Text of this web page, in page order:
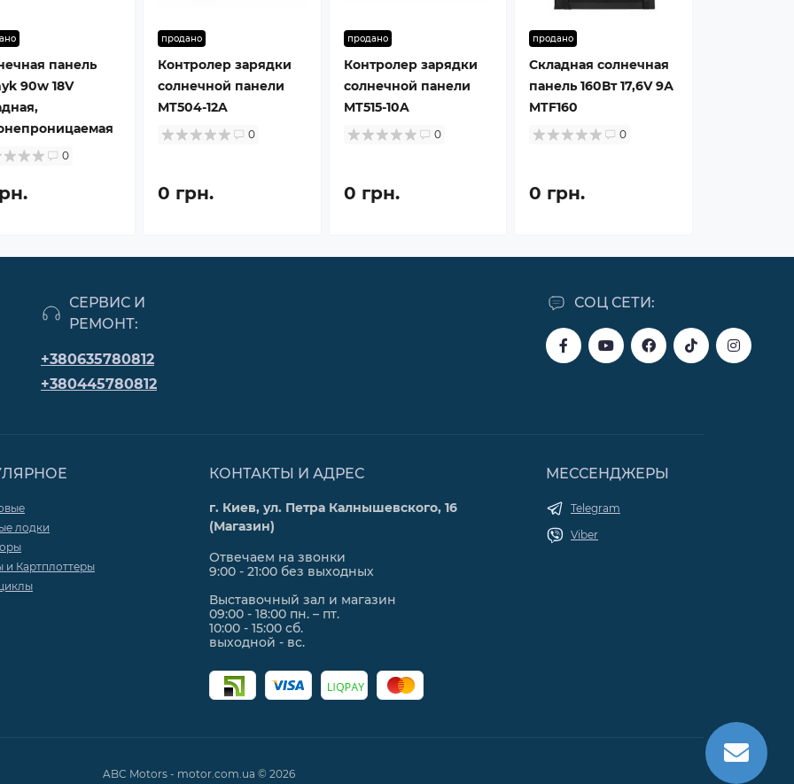
панель
90w 18V
0
продано
Контролер зарядки
солнечной панели
MT504-12A
0
0 грн.
продано
Контролер зарядки
солнечной панели
MT515-10A
0
0 грн.
продано
Складная солнечная
панель 160Вт 17,6V 9А
MTF160
0
0 грн.
СЕРВИС И
РЕМОНТ:
+380635780812
+380445780812
СОЦ СЕТИ:
лодки
и Картплоттеры
КОНТАКТЫ И АДРЕС
г. Киев, ул. Петра Калнышевского, 16
(Магазин)
Отвечаем на звонки
9:00 - 21:00 без выходных
Выставочный зал и магазин
09:00 - 18:00 пн. – пт.
10:00 - 15:00 сб.
выходной - вс.
МЕССЕНДЖЕРЫ
Telegram
Viber
ABC Motors - motor.com.ua © 2026